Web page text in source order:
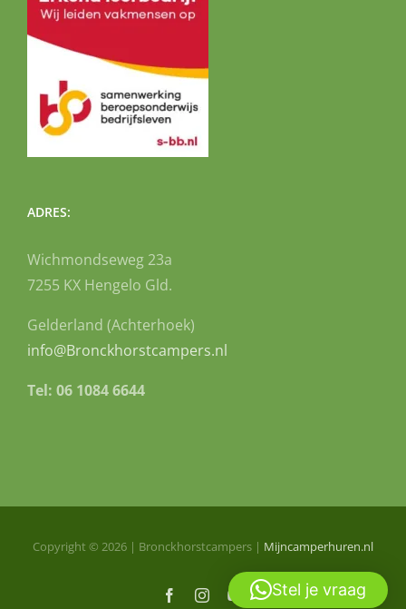
ADRES:
Wichmondseweg 23a
7255 KX Hengelo Gld.
Gelderland (Achterhoek)
info@Bronckhorstcampers.nl
Tel: 06 1084 6644
Copyright © 2026 | Bronckhorstcampers | Mijncamperhuren.nl
FacebookInstagramYouTubeStel je vraag